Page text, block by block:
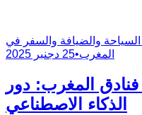
والضيافة والسفر في
المغرب•25 دجنبر 2025
المغرب: دور
الذكاء الاصطناعي